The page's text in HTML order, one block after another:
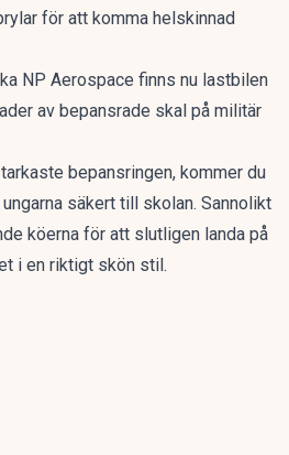
för att komma helskinnad
NP Aerospace finns nu lastbilen
av bepansrade skal på militär
bepansringen, kommer du
säkert till skolan. Sannolikt
köerna för att slutligen landa på
i en riktigt skön stil.